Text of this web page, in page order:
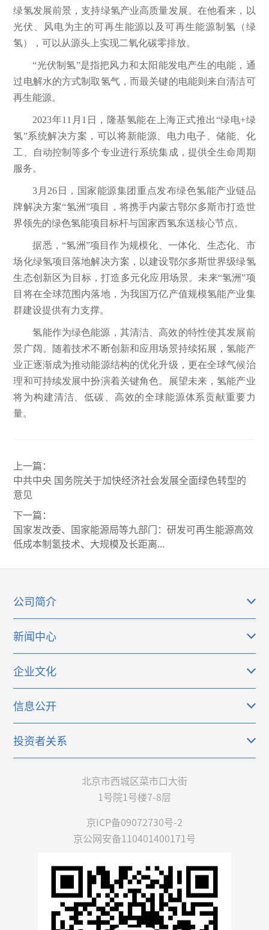
绿氢发展前景，支持绿氢产业高质量发展。在他看来，以
光伏、风电为主的可再生能源以及可再生能源制氢（绿
氢），可以从源头上实现二氧化碳零排放。
“光伏制氢”是指把风力和太阳能发电产生的电能，通
过电解水的方式制取氢气，而最关键的电能则来自清洁可
再生能源。
2023年11月1日，隆基氢能在上海正式推出“绿电+绿
氢”系统解决方案，可以将新能源、电力电子、储能、化
工、自动控制等多个专业进行系统集成，提供全生命周期
服务。
3月26日，国家能源集团重点发布绿色氢能产业链品
牌解决方案“氢洲”项目，将携手内蒙古鄂尔多斯市打造世
界领先的绿色氢能项目标杆与国家西氢东送核心节点。
据悉，“氢洲”项目作为规模化、一体化、生态化、市
场化绿氢项目落地解决方案，以建设鄂尔多斯世界级绿氢
生态创新区为目标，打造多元化应用场景。未来“氢洲”项
目将在全球范围内落地，为我国万亿产值规模氢能产业集
群建设提供有力支撑。
氢能作为绿色能源，其清洁、高效的特性使其发展前
景广阔。随着技术不断创新和应用场景持续拓展，氢能产
业正逐渐成为推动能源结构的优化升级，更在全球气候治
理和可持续发展中扮演着关键角色。展望未来，氢能产业
将为构建清洁、低碳、高效的全球能源体系贡献重要力
量。
上一篇：
中共中央 国务院关于加快经济社会发展全面绿色转型的
意见
下一篇：
国家发改委、国家能源局等九部门：研发可再生能源高效
低成本制氢技术、大规模及长距离...
北京市西城区菜市口大街
1号院1号楼7-8层
京ICP备09072730号-2
京公网安备110401400171号
公司简介
新闻中心
企业文化
信息公开
投资者关系